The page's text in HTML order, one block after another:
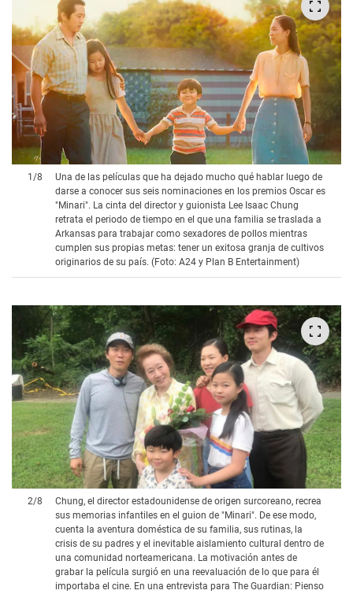
1 /8
Una de las películas que ha dejado mucho qué hablar luego de
darse a conocer sus seis nominaciones en los premios Oscar es
"Minari". La cinta del director y guionista Lee Isaac Chung
retrata el periodo de tiempo en el que una familia se traslada a
Arkansas para trabajar como sexadores de pollos mientras
cumplen sus propias metas: tener un exitosa granja de cultivos
originarios de su país. (Foto: A24 y Plan B Entertainment)
2/8
Chung, el director estadounidense de origen surcoreano, recrea
sus memorias infantiles en el guion de "Minari". De ese modo,
cuenta la aventura doméstica de su familia, sus rutinas, la
crisis de su padres y el inevitable aislamiento cultural dentro de
una comunidad norteamericana. La motivación antes de
grabar la película surgió en una reevaluación de lo que para él
importaba el cine. En una entrevista para The Guardian: Pienso